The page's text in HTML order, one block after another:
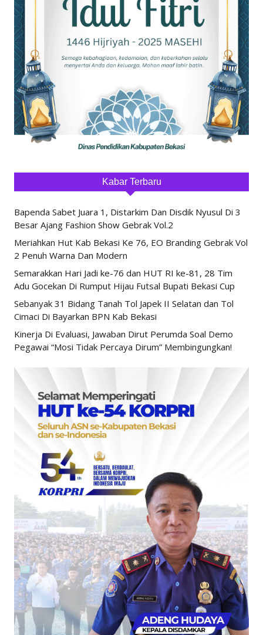
Kabar Terbaru
Bapenda Sabet Juara 1, Distarkim Dan Disdik Nyusul Di 3
Besar Ajang Fashion Show Gebrak Vol.2
Meriahkan Hut Kab Bekasi Ke 76, EO Branding Gebrak Vol
2 Penuh Warna Dan Modern
Semarakkan Hari Jadi ke-76 dan HUT RI ke-81, 28 Tim
Adu Gocekan Di Rumput Hijau Futsal Bupati Bekasi Cup
Sebanyak 31 Bidang Tanah Tol Japek II Selatan dan Tol
Cimaci Di Bayarkan BPN Kab Bekasi
Kinerja Di Evaluasi, Jawaban Dirut Perumda Soal Demo
Pegawai “Mosi Tidak Percaya Dirum” Membingungkan!